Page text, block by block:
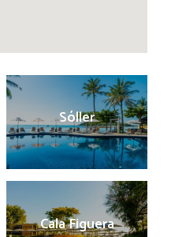
Sóller
Cala Figuera